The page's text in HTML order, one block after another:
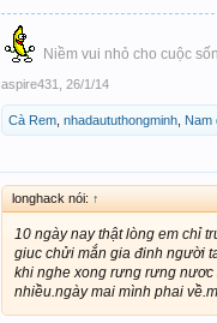
Niềm vui nhỏ cho cuộc
aspire431 26/1/14
Cà Rem nhadaututhongminh Nam
longhack nói: ↑
10 ngày nay thật lòng em chỉ
giuc chửi mắn gia đinh người
khi nghe xong rưng rưng nươc
nhiều.ngày mai mình phai